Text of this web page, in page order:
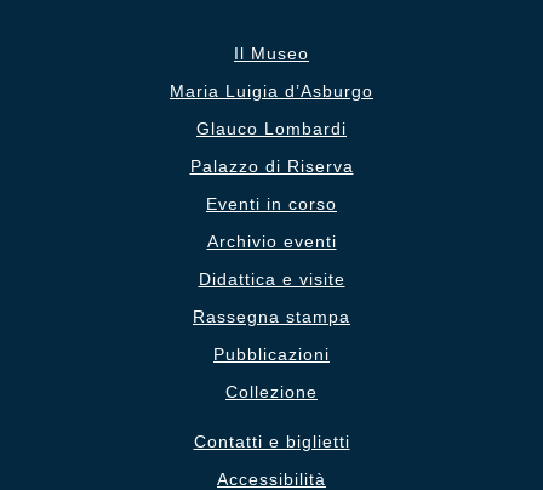
Il Museo
Maria Luigia d’Asburgo
Glauco Lombardi
Palazzo di Riserva
Eventi in corso
Archivio eventi
Didattica e visite
Rassegna stampa
Pubblicazioni
Collezione
Contatti e biglietti
Accessibilità